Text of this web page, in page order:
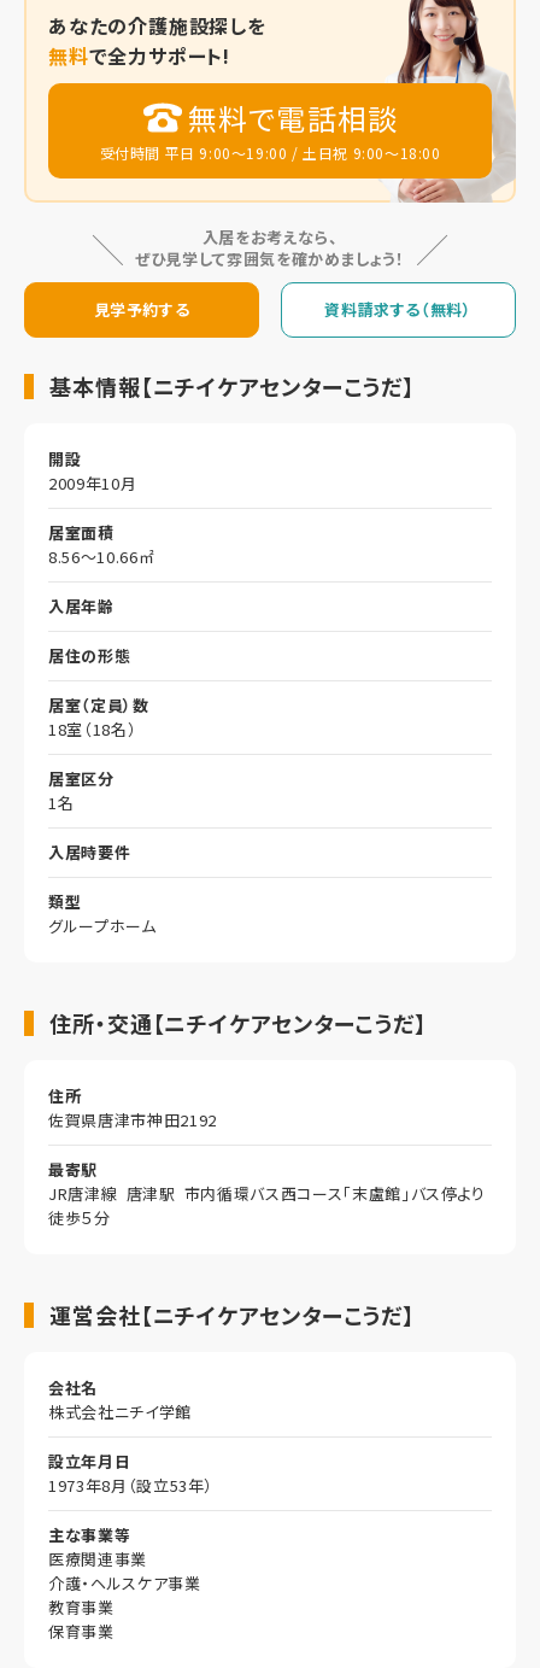
あなたの介護施設探しを
無料で全力サポート!
無料で電話相談
受付時間 平日 9:00～19:00 / 土日祝 9:00～18:00
入居をお考えなら、
ぜひ見学して雰囲気を確かめましょう！
見学予約する 資料請求する（無料）
基本情報【ニチイケアセンターこうだ】
開設
2009年10月
居室面積
8.56～10.66㎡
入居年齢
居住の形態
居室（定員）数
18室（18名）
居室区分
1名
入居時要件
類型
グループホーム
住所・交通【ニチイケアセンターこうだ】
住所
佐賀県唐津市神田2192
最寄駅
JR唐津線 唐津駅 市内循環バス西コース「末盧館」バス停より
徒歩５分
運営会社【ニチイケアセンターこうだ】
会社名
株式会社ニチイ学館
設立年月日
1973年8月（設立53年）
主な事業等
医療関連事業
介護・ヘルスケア事業
教育事業
保育事業